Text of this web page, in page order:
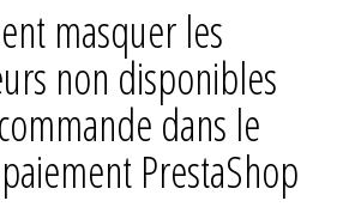
masquer les
non disponibles
dans le
PrestaShop